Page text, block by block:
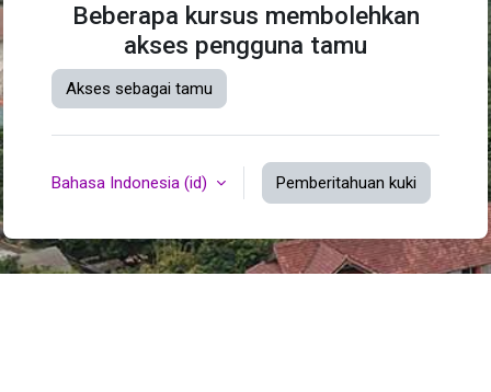
Beberapa kursus membolehkan
akses pengguna tamu
Akses sebagai tamu
Bahasa Indonesia ‎(id)‎ Pemberitahuan kuki